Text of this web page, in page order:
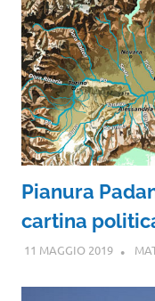
Pianura
cartina
11 MAGGIO 2019